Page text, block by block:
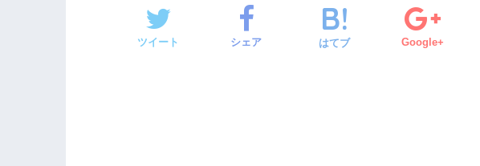
ツイート シェア はてブ Google+